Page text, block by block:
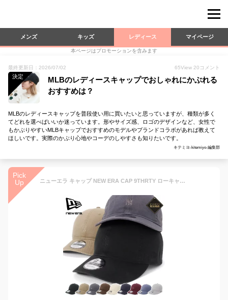
メンズ キッズ レディース マイページ
本ページはプロモーションを含みます
最終更新日：2026/07/02 65View 20 コメント
決定
MLBのレディースキャップでおしゃれにかぶれる
おすすめは？
MLBのレディースキャップを普段使い用に買いたいと思っていますが、種類が多く
てどれを選べばいいか迷っています。形やサイズ感、ロゴのデザインなど、女性で
もかぶりやすいMLBキャップでおすすめのモデルやブランドコラボがあれば教えて
ほしいです。実際のかぶり心地やコーデのしやすさも知りたいです。
キテミヨ-kitemiyo-編集部
Pick
Up
ニューエラ キャップ NEW ERA CAP 9THRTY ローキャップ メンズ レディース 帽子 NY MLB ニューヨーク ヤンキース ONSPOTZ 別注 黒 ベージュ 白 カーキ 大きいサイズ ブランド 深め おしゃれ かっこいい 人気 春 夏 秋 冬 ニューエラー